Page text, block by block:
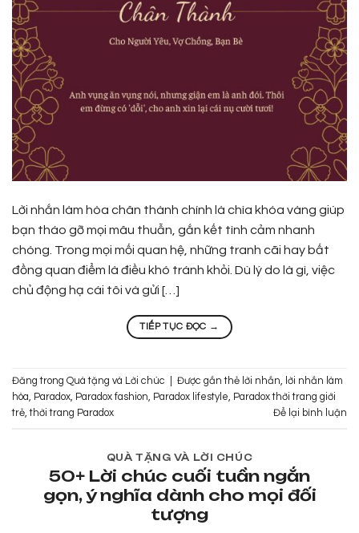
Lời nhắn làm hòa chân thành chính là chìa khóa vàng giúp
bạn tháo gỡ mọi mâu thuẫn, gắn kết tình cảm nhanh
chóng. Trong mọi mối quan hệ, những tranh cãi hay bất
đồng quan điểm là điều khó tránh khỏi. Dù lý do là gì, việc
chủ động hạ cái tôi và gửi […]
TIẾP TỤC ĐỌC →
Đăng trong Quà tặng và Lời chúc Được gắn thẻ lời nhắn, lời nhắn làm
hòa, Paradox, Paradox fashion, Paradox lifestyle, Paradox thời trang giới
trẻ,thời trang Paradox Để lại bình luận
QUÀ TẶNG VÀ LỜI CHÚC
50+ Lời chúc cuối tuần ngắn
gọn, ý nghĩa dành cho mọi đối
tượng